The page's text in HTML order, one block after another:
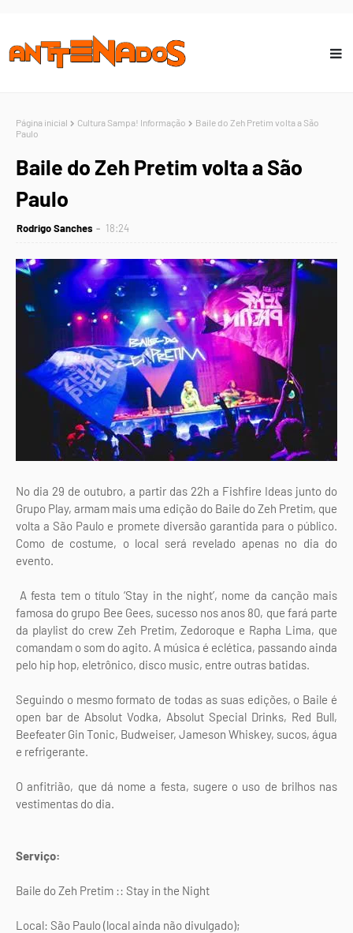
Página inicial Cultura Sampa! Informação
Baile do Zeh Pretim volta a São
Paulo
Baile do Zeh Pretim volta a São
Paulo
Rodrigo Sanches 18:24
No dia 29 de outubro, a partir das 22h a Fishfire Ideas junto do
Grupo Play, armam mais uma edição do Baile do Zeh Pretim, que
volta a São Paulo e promete diversão garantida para o público.
Como de costume, o local será revelado apenas no dia do
evento.
A festa tem o título ‘Stay in the night’, nome da canção mais
famosa do grupo Bee Gees, sucesso nos anos 80, que fará parte
da playlist do crew Zeh Pretim, Zedoroque e Rapha Lima, que
comandam o som do agito. A música é eclética, passando ainda
pelo hip hop, eletrônico, disco music, entre outras batidas.
Seguindo o mesmo formato de todas as suas edições, o Baile é
open bar de Absolut Vodka, Absolut Special Drinks, Red Bull,
Beefeater Gin Tonic, Budweiser, Jameson Whiskey, sucos, água
e refrigerante.
O anfitrião, que dá nome a festa, sugere o uso de brilhos nas
vestimentas do dia.
Serviço:
Baile do Zeh Pretim :: Stay in the Night
Local: São Paulo (local ainda não divulgado);